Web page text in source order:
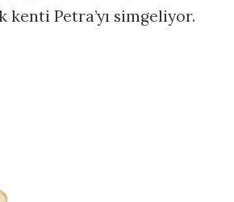
Petra’yı simgeliyor.